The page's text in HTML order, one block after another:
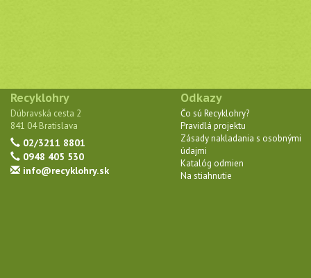
Recyklohry
Dúbravská cesta 2
841 04 Bratislava
02/3211 8801
0948 405 530
info@recyklohry.sk
Odkazy
Čo sú Recyklohry?
Pravidlá projektu
Zásady nakladania s osobnými
údajmi
Katalóg odmien
Na stiahnutie